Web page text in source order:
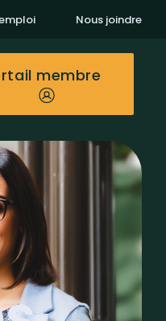
Nous joindre
membre